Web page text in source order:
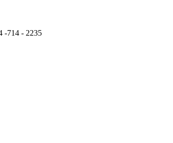
-714 - 2235